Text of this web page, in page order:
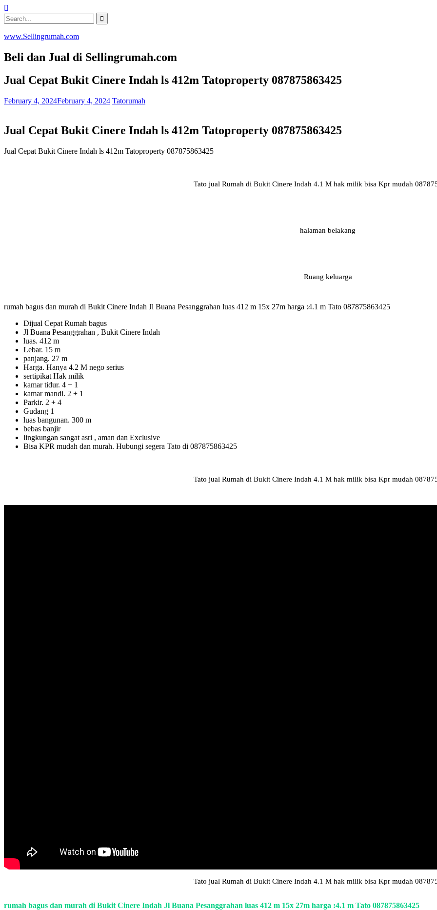
Skip
to
content
Search
for:
www.Sellingrumah.com
Beli dan Jual di Sellingrumah.com
Jual Cepat Bukit Cinere Indah ls 412m Tatoproperty 087875863425
February 4, 2024February 4, 2024 Tatorumah
Jual Cepat Bukit Cinere Indah ls 412m Tatoproperty 087875863425
Jual Cepat Bukit Cinere Indah ls 412m Tatoproperty 087875863425
Tato jual Rumah di Bukit Cinere Indah 4.1 M hak milik bisa Kpr mudah
halaman belakang
Ruang keluarga
rumah bagus dan murah di Bukit Cinere Indah Jl Buana Pesanggrahan luas 412 m 15x 27m harga :4.1 m Tato 087875863425
Dijual Cepat Rumah bagus
Jl Buana Pesanggrahan , Bukit Cinere Indah
luas. 412 m
Lebar. 15 m
panjang. 27 m
Harga. Hanya 4.2 M nego serius
sertipikat Hak milik
kamar tidur. 4 + 1
kamar mandi. 2 + 1
Parkir. 2 + 4
Gudang 1
luas bangunan. 300 m
bebas banjir
lingkungan sangat asri , aman dan Exclusive
Bisa KPR mudah dan murah. Hubungi segera Tato di 087875863425
Tato jual Rumah di Bukit Cinere Indah 4.1 M hak milik bisa Kpr mudah
Tato jual Rumah di Bukit Cinere Indah 4.1 M hak milik bisa Kpr mudah
rumah bagus dan murah di Bukit Cinere Indah Jl Buana Pesanggrahan luas 412 m 15x 27m harga :4.1 m Tato 087875863425